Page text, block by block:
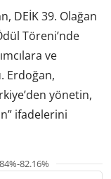
DEİK 39. Olağan
Töreni’nde
ve
Erdoğan,
yönetin,
ifadelerini
82.16%